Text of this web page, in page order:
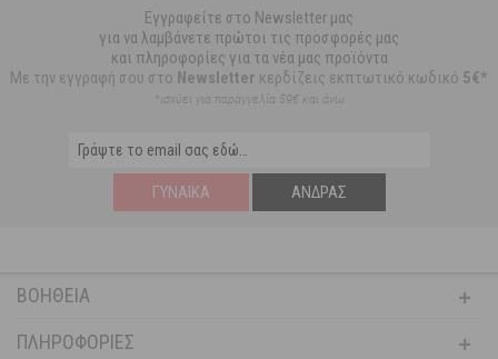
Εγγραφείτε στο Newsletter μας
για να λαμβάνετε πρώτοι τις προσφορές μας
και πληροφορίες για τα νέα μας προϊόντα
Με την εγγραφή σου στο Newsletter κερδίζεις εκπτωτικό κωδικό 5€*
*ισχύει για παραγγελία 59€ και άνω
ΓΥΝΑΊΚΑ ΆΝΔΡΑΣ
ΒΟΉΘΕΙΑ
ΠΛΗΡΟΦΟΡΊΕΣ